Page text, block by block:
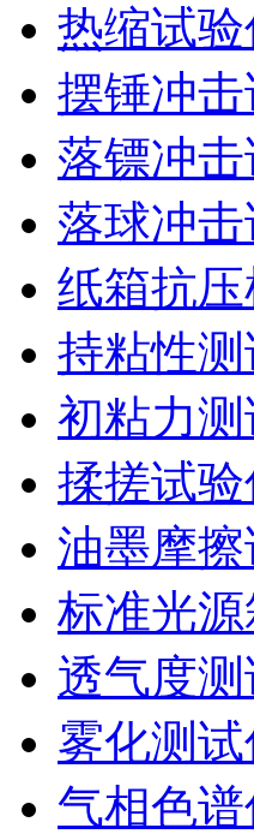
热缩试验
摆锤冲
落镖冲
落球冲
纸箱抗压
持粘性测
初粘力测
揉搓试验
油墨摩
标准光源
透气度测
雾化测试
气相色谱